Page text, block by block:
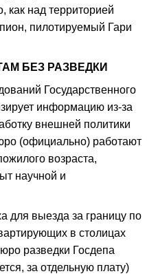
как над территорией
пилотируемый Гари
БЕЗ РАЗВЕДКИ
Государственного
информацию из-за
внешней политики
(официально) работают
возраста,
научной и
для выезда за границу по
в столицах
разведки Госдепа
за отдельную плату)